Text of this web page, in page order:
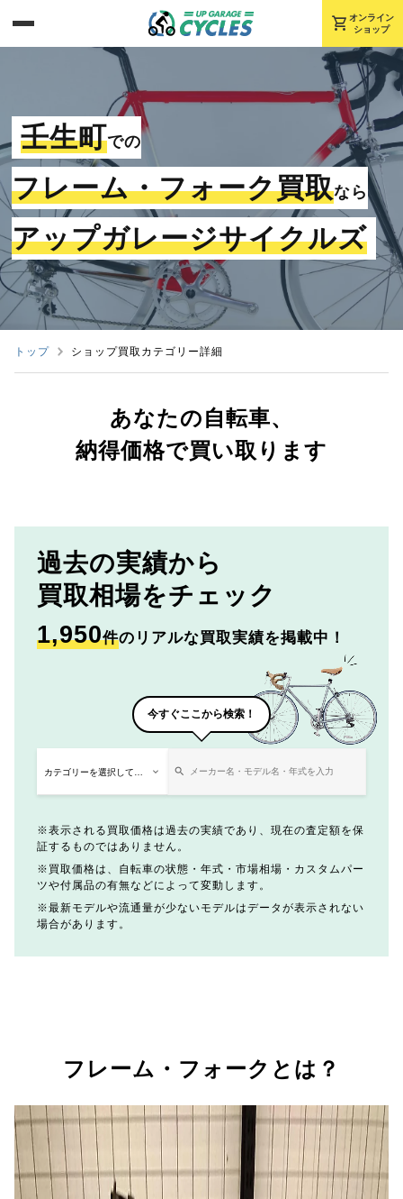
shopping_cart オンライン
ショップ
壬生町での
フレーム・フォーク買取なら
アップガレージサイクルズ
トップ ショップ買取カテゴリー詳細
あなたの自転車、
納得価格で買い取ります
過去の実績から
買取相場をチェック
1,950件のリアルな買取実績を掲載中！
今すぐここから検索！
表示される買取価格は過去の実績であり、現在の査定額を保
証するものではありません。
買取価格は、自転車の状態・年式・市場相場・カスタムパー
ツや付属品の有無などによって変動します。
最新モデルや流通量が少ないモデルはデータが表示されない
場合があります。
フレーム・フォークとは？